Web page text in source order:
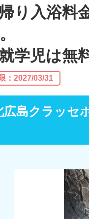
り入浴料
学児は無
：2027/03/31
広島クラッセ